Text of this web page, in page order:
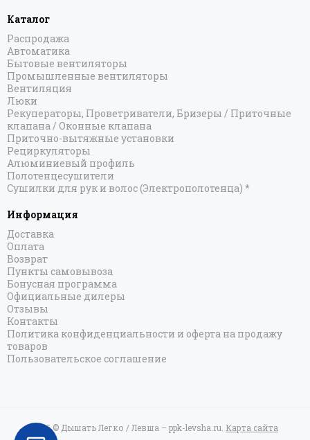
Каталог
Распродажа
Автоматика
Бытовые вентиляторы
Промышленные вентиляторы
Вентиляция
Люки
Рекуператоры, Проветриватели, Бризеры / Приточные
клапана / Оконные клапана
Приточно-вытяжные установки
Рециркуляторы
Алюминиевый профиль
Полотенцесушители
Сушилки для рук и волос (Электрополотенца) *
Информация
Доставка
Оплата
Возврат
Пункты самовывоза
Бонусная программа
Официальные дилеры
Отзывы
Контакты
Политика конфиденциальности и оферта на продажу
товаров
Пользовательское соглашение
2026 © Дышать Легко / Левша – ppk-levsha.ru. Карта сайта